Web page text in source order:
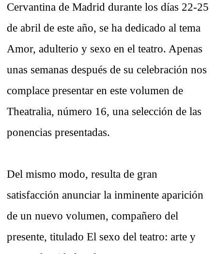
Cervantina de Madrid durante los días 22-25
de abril de este año, se ha dedicado al tema
Amor, adulterio y sexo en el teatro. Apenas
unas semanas después de su celebración nos
complace presentar en este volumen de
Theatralia, número 16, una selección de las
ponencias presentadas.
Del mismo modo, resulta de gran
satisfacción anunciar la inminente aparición
de un nuevo volumen, compañero del
presente, titulado El sexo del teatro: arte y